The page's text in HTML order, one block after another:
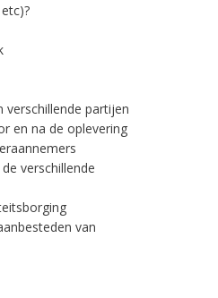
verschillende partijen
en na de oplevering
verschillende
van